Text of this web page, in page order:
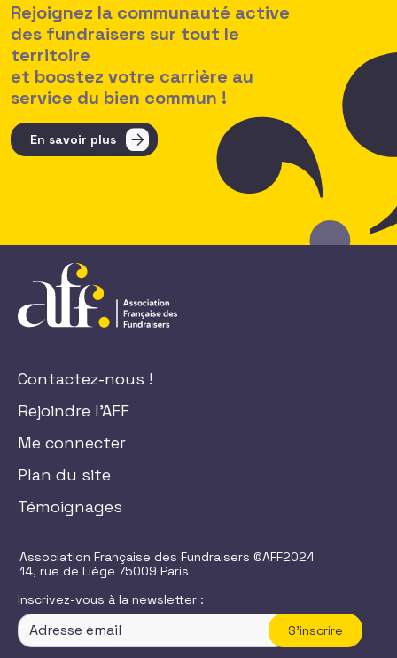
Rejoignez la communauté active
des fundraisers sur tout le
territoire
et boostez votre carrière au
service du bien commun !
En savoir plus
Contactez-nous !
Rejoindre l'AFF
Me connecter
Plan du site
Témoignages
Association Française des Fundraisers ©AFF2024
14, rue de Liège 75009 Paris
Inscrivez-vous à la newsletter :
S'inscrire